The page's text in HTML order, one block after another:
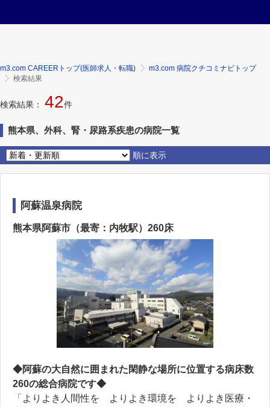
m3.com CAREERトップ(医師求人・転職)
m3.com 病院クチコミナビトップ
検索結果
検索結果： 42件
熊本県、外科、腎・尿路系疾患の病院一覧
順に表示
阿蘇温泉病院
熊本県阿蘇市（最寄：内牧駅）260床
◆阿蘇の大自然に囲まれた閑静な場所に位置する病床数
260の総合病院です◆
「よりよき人間性を よりよき環境を よりよき医療・